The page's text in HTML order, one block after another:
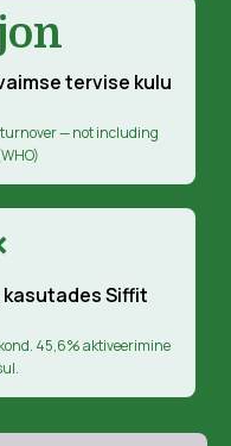
tervise kulu
— not including
kasutades Siffit
45,6% aktiveerimine